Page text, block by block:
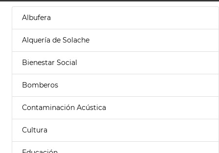
Albufera
Alquería de Solache
Bienestar Social
Bomberos
Contaminación Acústica
Cultura